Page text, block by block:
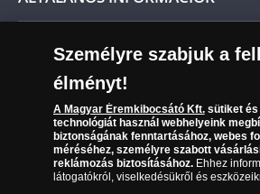
Kézbesítés
Reklamáció
Visszaküldés
Elállási űrlap
Leiratkozás a hírlevélről
Karrier
Sütik (cookies) használata
Süti (cookies)Beállítások
Társaságunkról
Az érmék és érmek ára és értéke
Gyakran ismételt kérdések
06 80 888 889
(díjmentesen hívható hétfőtől
óra között, péntekenként 9.00 és
Személyre szabjuk a
élményt!
A Magyar Éremkibocsátó Kft.sütiket és
technológiát használ webhelyeink
biztonságának fenntartásához, webes
méréséhez, személyre szabott
reklámozás biztosításához.Ehhez
látogatókról, viselkedésükről és